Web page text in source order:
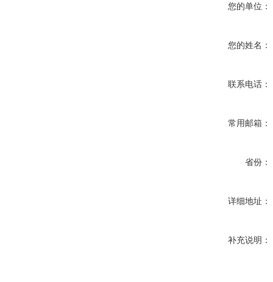
您的单位：
您的姓名：
联系电话：
常用邮箱：
省份：
详细地址：
补充说明：